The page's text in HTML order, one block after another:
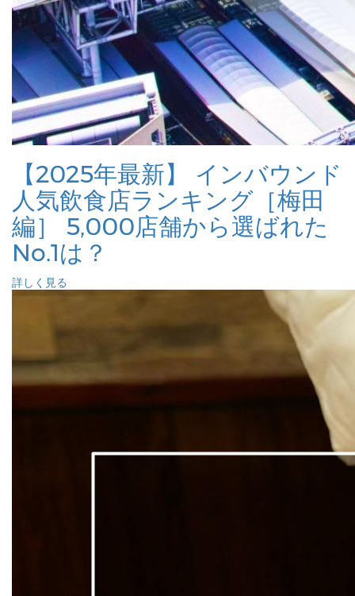
【2025年最新】 インバウンド
人気飲食店ランキング［梅田
編］ 5,000店舗から選ばれた
No.1は？
詳しく見る